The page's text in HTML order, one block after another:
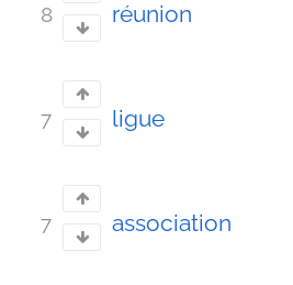
8 réunion
7 ligue
7 association